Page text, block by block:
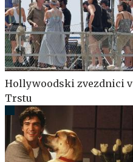
Hollywoodski zvezdnici v
Trstu